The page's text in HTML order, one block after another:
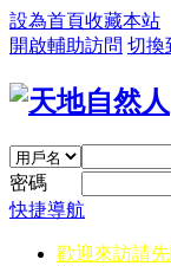
設為首頁收藏本站
開啟輔助訪問 切換
密碼
快捷導航
歡迎來訪請